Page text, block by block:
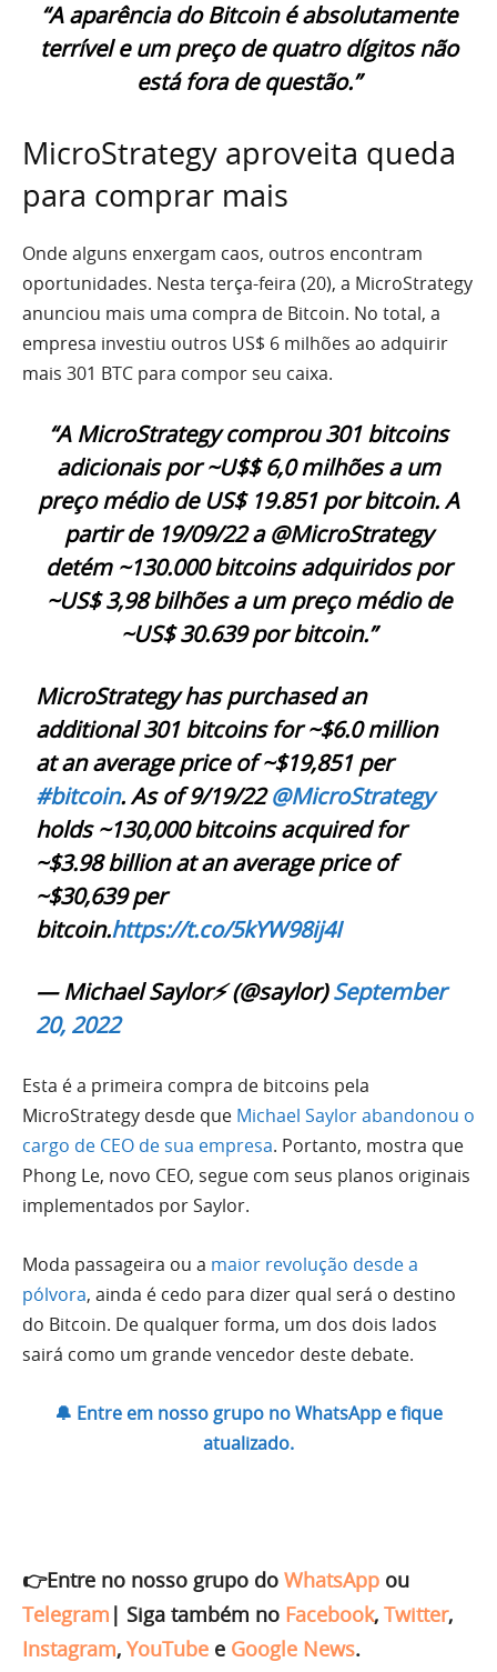
“A aparência do Bitcoin é absolutamente
terrível e um preço de quatro dígitos não
está fora de questão.”
MicroStrategy aproveita queda
para comprar mais
Onde alguns enxergam caos, outros encontram
oportunidades. Nesta terça-feira (20), a MicroStrategy
anunciou mais uma compra de Bitcoin. No total, a
empresa investiu outros US$ 6 milhões ao adquirir
mais 301 BTC para compor seu caixa.
“A MicroStrategy comprou 301 bitcoins
adicionais por ~U$$ 6,0 milhões a um
preço médio de US$ 19.851 por bitcoin. A
partir de 19/09/22 a @MicroStrategy
detém ~130.000 bitcoins adquiridos por
~US$ 3,98 bilhões a um preço médio de
~US$ 30.639 por bitcoin.”
MicroStrategy has purchased an
additional 301 bitcoins for ~$6.0 million
at an average price of ~$19,851 per
#bitcoin. As of 9/19/22@MicroStrategy
holds ~130,000 bitcoins acquired for
~$3.98 billion at an average price of
~$30,639 per
bitcoin.https://t.co/5kYW98ij4I
— Michael Saylor⚡️ (@saylor)September
20, 2022
Esta é a primeira compra de bitcoins pela
MicroStrategy desde que Michael Saylor abandonou o
cargo de CEO de sua empresa. Portanto, mostra que
Phong Le, novo CEO, segue com seus planos originais
implementados por Saylor.
Moda passageira ou a maior revolução desde a
pólvora, ainda é cedo para dizer qual será o destino
do Bitcoin. De qualquer forma, um dos dois lados
sairá como um grande vencedor deste debate.
🔔 Entre em nosso grupo no WhatsApp e fique
atualizado.
👉Entre no nosso grupo do WhatsApp ou
Telegram | Siga também no Facebook, Twitter,
Instagram, YouTube e Google News.